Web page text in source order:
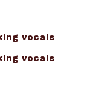
vocals
vocals